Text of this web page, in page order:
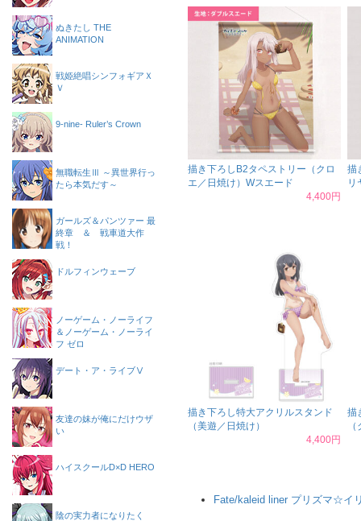
描き下ろしB2タペストリー（クロ
エ／日焼け）Wスエード
4,400円
描
リ
描き下ろし特大アクリルスタンド
（美遊／日焼け）
4,400円
描
Fate/kaleid liner プリズマ☆イ
ぬきたし THE
ANIMATION
戦姫絶唱シンフォギアＸ
Ｖ
9-nine- Ruler’s Crown
無職転生Ⅲ ～異世界行っ
たら本気だす～
ガールズ＆パンツァー 最
終章 ＆ 戦車道大作
戦！
ドルフィンウェーブ
ノーゲーム・ノーライフ
＆ノーゲーム・ノーライ
フ ゼロ
デート・ア・ライブⅤ
友達の妹が俺にだけウザ
い
ハイスクールD×D HERO
陰の実力者になりたく